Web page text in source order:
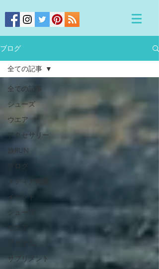
ブログ
全ての記事
シューズ
ウエア
アクセサリー
旅RUN
ブログ
メディア掲載
イベント
シューズ
ウエア
アイテム
サプリメント
全ての記事